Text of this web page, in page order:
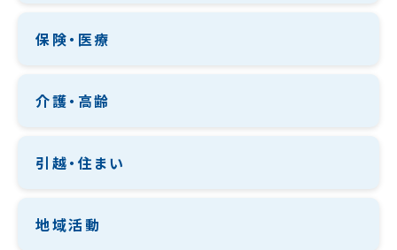
保険・医療
介護・高齢
引越・住まい
地域活動